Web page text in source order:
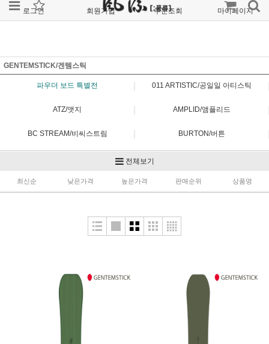
로그인 회원가입 주문조회 마이페이지
GENTEMSTICK/겐템스틱
파우더 보드 특별전 011 ARTISTIC/공일일 아티스틱
ATZ/앳지 AMPLID/앰플리드
BC STREAM/비씨스트림 BURTON/버튼
|
FIELD EARTH/필드어스 | FLUX/플럭스
GENTEMSTICK/겐템스틱 |
KESSLER/케슬러 LEVERAGE/레버리지
NITRO/나이트로 NOAH/노아
NOBILE/노빌레 NOVEMBER/노벰버
전체보기
최신순 낮은가격 높은가격 판매순위 상품명